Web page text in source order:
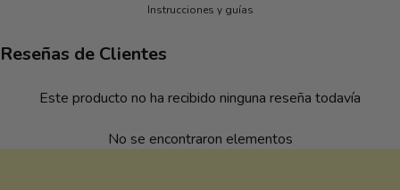
Instrucciones y guías
Reseñas de Clientes
Este producto no ha recibido ninguna reseña todavía
No se encontraron elementos